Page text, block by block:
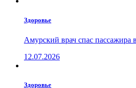
Здоровье
Амурский врач спас пассажира
12.07.2026
Здоровье